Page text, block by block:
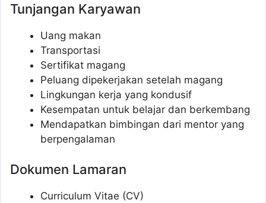
Tunjangan Karyawan
Uang makan
Transportasi
Sertifikat magang
Peluang dipekerjakan setelah magang
Lingkungan kerja yang kondusif
Kesempatan untuk belajar dan berkembang
Mendapatkan bimbingan dari mentor yang
berpengalaman
Dokumen Lamaran
Curriculum Vitae (CV)